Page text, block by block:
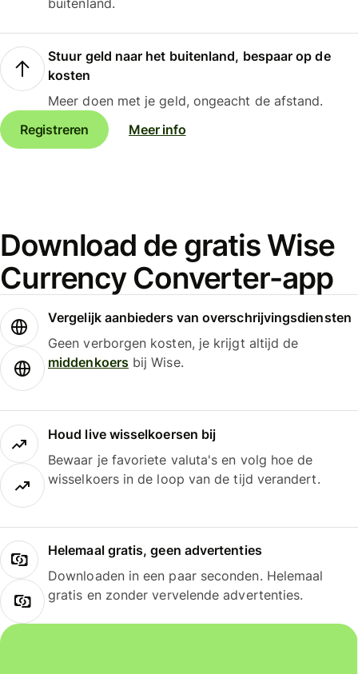
buitenland.
Stuur geld naar het buitenland, bespaar op de
kosten
Meer doen met je geld, ongeacht de afstand.
Registreren
Meer info
Download de gratis Wise
Currency Converter-app
Vergelijk aanbieders van overschrijvingsdiensten
Geen verborgen kosten, je krijgt altijd de
middenkoersbij Wise.
Houd live wisselkoersen bij
Bewaar je favoriete valuta's en volg hoe de
wisselkoers in de loop van de tijd verandert.
Helemaal gratis, geen advertenties
Downloaden in een paar seconden. Helemaal
gratis en zonder vervelende advertenties.